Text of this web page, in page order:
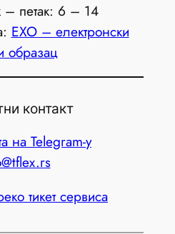
петак: 6 – 14
ЕХО – електронски
образац
контакт
на Telegram-у
тикет сервиса